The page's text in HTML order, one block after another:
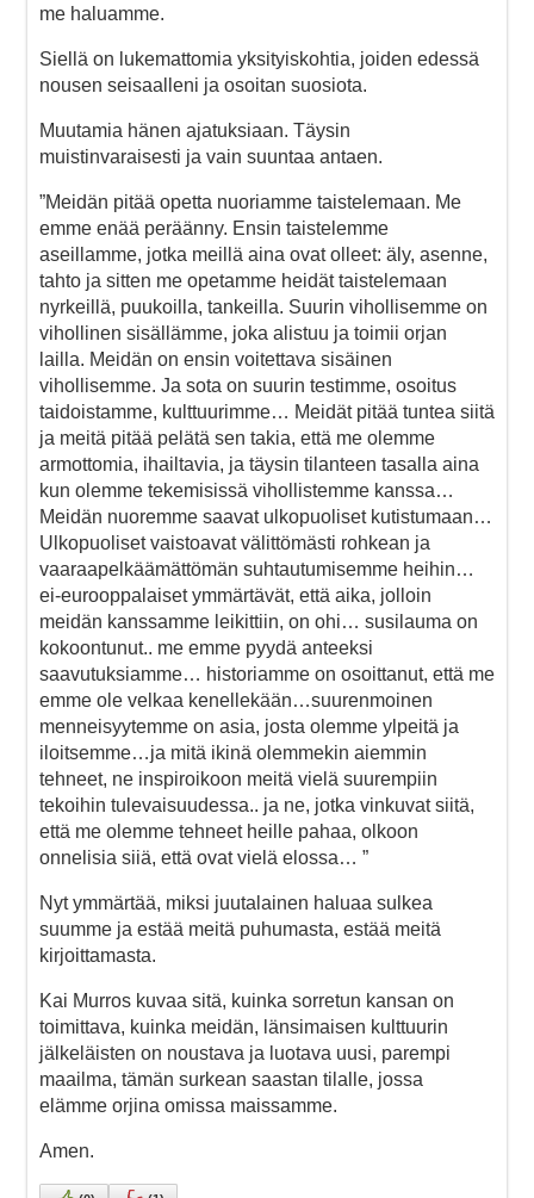
me haluamme.
Siellä on lukemattomia yksityiskohtia, joiden edessä
nousen seisaalleni ja osoitan suosiota.
Muutamia hänen ajatuksiaan. Täysin
muistinvaraisesti ja vain suuntaa antaen.
”Meidän pitää opetta nuoriamme taistelemaan. Me
emme enää peräänny. Ensin taistelemme
aseillamme, jotka meillä aina ovat olleet: äly, asenne,
tahto ja sitten me opetamme heidät taistelemaan
nyrkeillä, puukoilla, tankeilla. Suurin vihollisemme on
vihollinen sisällämme, joka alistuu ja toimii orjan
lailla. Meidän on ensin voitettava sisäinen
vihollisemme. Ja sota on suurin testimme, osoitus
taidoistamme, kulttuurimme… Meidät pitää tuntea siitä
ja meitä pitää pelätä sen takia, että me olemme
armottomia, ihailtavia, ja täysin tilanteen tasalla aina
kun olemme tekemisissä vihollistemme kanssa…
Meidän nuoremme saavat ulkopuoliset kutistumaan…
Ulkopuoliset vaistoavat välittömästi rohkean ja
vaaraapelkäämättömän suhtautumisemme heihin…
ei-eurooppalaiset ymmärtävät, että aika, jolloin
meidän kanssamme leikittiin, on ohi… susilauma on
kokoontunut.. me emme pyydä anteeksi
saavutuksiamme… historiamme on osoittanut, että me
emme ole velkaa kenellekään…suurenmoinen
menneisyytemme on asia, josta olemme ylpeitä ja
iloitsemme…ja mitä ikinä olemmekin aiemmin
tehneet, ne inspiroikoon meitä vielä suurempiin
tekoihin tulevaisuudessa.. ja ne, jotka vinkuvat siitä,
että me olemme tehneet heille pahaa, olkoon
onnelisia siiä, että ovat vielä elossa… ”
Nyt ymmärtää, miksi juutalainen haluaa sulkea
suumme ja estää meitä puhumasta, estää meitä
kirjoittamasta.
Kai Murros kuvaa sitä, kuinka sorretun kansan on
toimittava, kuinka meidän, länsimaisen kulttuurin
jälkeläisten on noustava ja luotava uusi, parempi
maailma, tämän surkean saastan tilalle, jossa
elämme orjina omissa maissamme.
Amen.